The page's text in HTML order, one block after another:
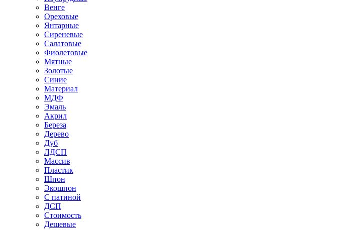
Венге
Ореховые
Янтарные
Сиреневые
Салатовые
Фиолетовые
Мятные
Золотые
Синие
Материал
МДФ
Эмаль
Акрил
Береза
Дерево
Дуб
ЛДСП
Массив
Пластик
Шпон
Экошпон
С патиной
ДСП
Стоимость
Дешевые